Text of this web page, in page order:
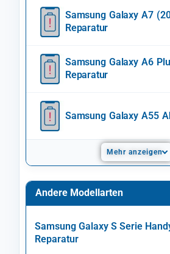
Samsung Galaxy A7
Reparatur
Samsung Galaxy A6
Reparatur
Samsung Galaxy A55
Mehr anzeigen
Andere Modellarten
Samsung Galaxy S Serie
Reparatur